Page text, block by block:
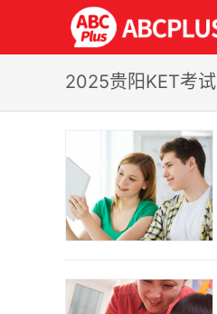
2025贵阳KET考试